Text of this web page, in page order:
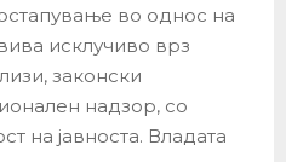
во однос на
исклучиво врз
законски
надзор, со
на јавноста. Владата